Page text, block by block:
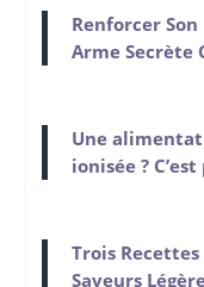
Renforcer
Arme Secrète
Une
ionisée ?
Trois
Saveurs